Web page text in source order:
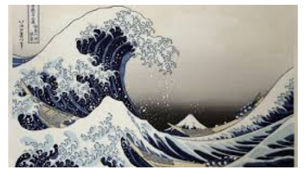
Xã hội
Tin Đời sống & Xã hội
Khoa học & Công nghệ
Tin Khoa học & Công nghệ